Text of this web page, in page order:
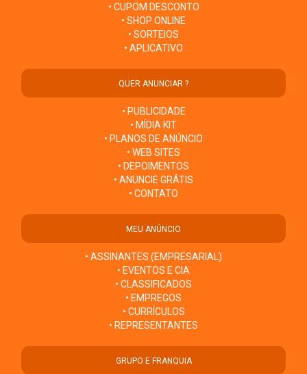
• CUPOM DESCONTO
• SHOP ONLINE
• SORTEIOS
• APLICATIVO
QUER ANUNCIAR ?
• PUBLICIDADE
• MÍDIA KIT
• PLANOS DE ANÚNCIO
• WEB SITES
• DEPOIMENTOS
• ANUNCIE GRÁTIS
• CONTATO
MEU ANÚNCIO
• ASSINANTES (EMPRESARIAL)
• EVENTOS E CIA
• CLASSIFICADOS
• EMPREGOS
• CURRÍCULOS
• REPRESENTANTES
GRUPO E FRANQUIA